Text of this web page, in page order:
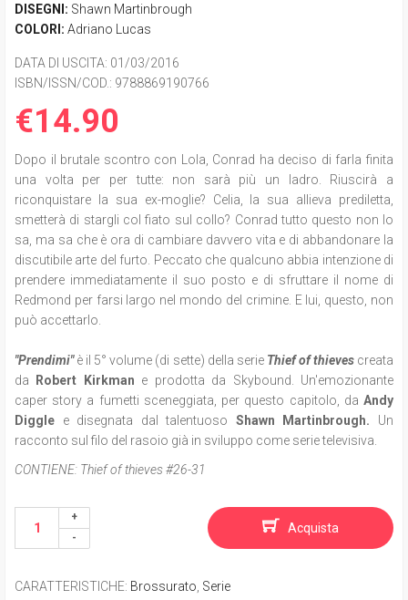
DISEGNI: Shawn Martinbrough
COLORI: Adriano Lucas
DATA DI USCITA: 01/03/2016
ISBN/ISSN/COD.: 9788869190766
€14.90
Dopo il brutale scontro con Lola, Conrad ha deciso di farla finita
una volta per per tutte: non sarà più un ladro. Riuscirà a
riconquistare la sua ex-moglie? Celia, la sua allieva prediletta,
smetterà di stargli col fiato sul collo? Conrad tutto questo non lo
sa, ma sa che è ora di cambiare davvero vita e di abbandonare la
discutibile arte del furto. Peccato che qualcuno abbia intenzione di
prendere immediatamente il suo posto e di sfruttare il nome di
Redmond per farsi largo nel mondo del crimine. E lui, questo, non
può accettarlo.
"Prendimi" è il 5° volume (di sette) della serie Thief of thievescreata
da
Robert Kirkman e prodotta da Skybound. Un'emozionante
caper story a fumetti sceneggiata, per questo capitolo, da Andy
Diggle e disegnata dal talentuoso Shawn Martinbrough. Un
racconto sul filo del rasoio già in sviluppo come serie televisiva.
CONTIENE: Thief of thieves #26-31
Acquista
CARATTERISTICHE: Brossurato Serie